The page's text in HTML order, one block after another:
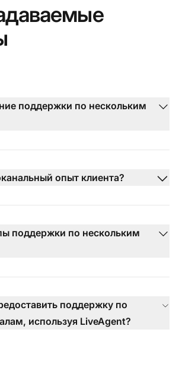
поддержки по нескольким
опыт клиента?
поддержки по нескольким
поддержку по
используя LiveAgent?